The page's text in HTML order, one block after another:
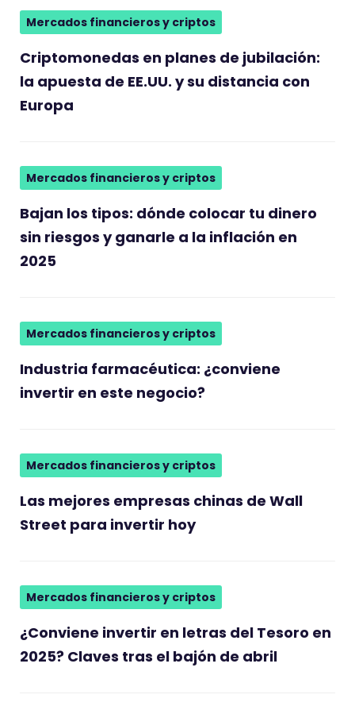
Mercados financieros y criptos
Criptomonedas en planes de jubilación:
la apuesta de EE.UU. y su distancia con
Europa
Mercados financieros y criptos
Bajan los tipos: dónde colocar tu dinero
sin riesgos y ganarle a la inflación en
2025
Mercados financieros y criptos
Industria farmacéutica: ¿conviene
invertir en este negocio?
Mercados financieros y criptos
Las mejores empresas chinas de Wall
Street para invertir hoy
Mercados financieros y criptos
¿Conviene invertir en letras del Tesoro en
2025? Claves tras el bajón de abril